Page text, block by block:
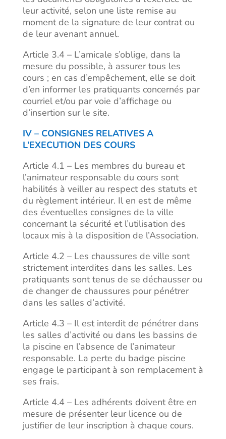
leur activité, selon une liste remise au
moment de la signature de leur contrat ou
de leur avenant annuel.
Article 3.4 – L’amicale s’oblige, dans la
mesure du possible, à assurer tous les
cours ; en cas d’empêchement, elle se doit
d’en informer les pratiquants concernés par
courriel et/ou par voie d’affichage ou
d’insertion sur le site.
IV – CONSIGNES RELATIVES A
L’EXECUTION DES COURS
Article 4.1 – Les membres du bureau et
l’animateur responsable du cours sont
habilités à veiller au respect des statuts et
du règlement intérieur. Il en est de même
des éventuelles consignes de la ville
concernant la sécurité et l’utilisation des
locaux mis à la disposition de l’Association.
Article 4.2 – Les chaussures de ville sont
strictement interdites dans les salles. Les
pratiquants sont tenus de se déchausser ou
de changer de chaussures pour pénétrer
dans les salles d’activité.
Article 4.3 – Il est interdit de pénétrer dans
les salles d’activité ou dans les bassins de
la piscine en l’absence de l’animateur
responsable. La perte du badge piscine
engage le participant à son remplacement à
ses frais.
Article 4.4 – Les adhérents doivent être en
mesure de présenter leur licence ou de
justifier de leur inscription à chaque cours.